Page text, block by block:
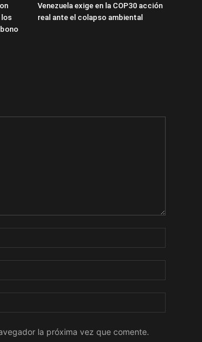
los
Venezuela exige en la COP30 acción
real ante el colapso ambiental
la próxima vez que comente.